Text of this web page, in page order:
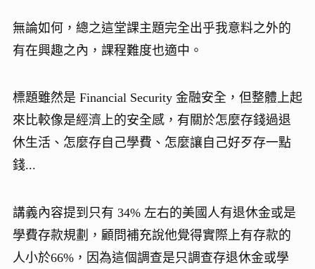
無論如何，總之這堂課主題完全出乎我意料之外的
有在興趣之內，課程難度也適中。
標題雖然是 Financial Security 金融安全，但整體上起
來比較像是經濟上的安全感，有關於怎麼存錢過退
休生活、怎麼存自己學費、怎麼讓自己好歹存一點
錢...
講義內容提到只有 34% 左右的美國人有退休金或是
學費存款規劃，顧問補充說他覺得實際上有存款的
人小於66%，因為這個調查是只調查存退休金或學